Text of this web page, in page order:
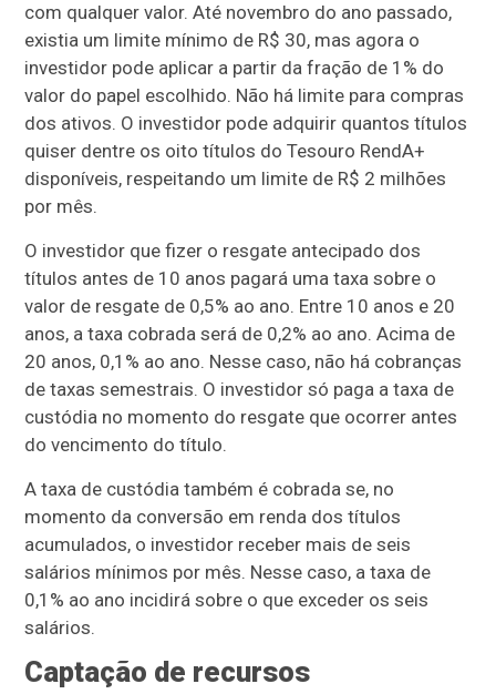
com qualquer valor. Até novembro do ano passado,
existia um limite mínimo de R$ 30, mas agora o
investidor pode aplicar a partir da fração de 1% do
valor do papel escolhido. Não há limite para compras
dos ativos. O investidor pode adquirir quantos títulos
quiser dentre os oito títulos do Tesouro RendA+
disponíveis, respeitando um limite de R$ 2 milhões
por mês.
O investidor que fizer o resgate antecipado dos
títulos antes de 10 anos pagará uma taxa sobre o
valor de resgate de 0,5% ao ano. Entre 10 anos e 20
anos, a taxa cobrada será de 0,2% ao ano. Acima de
20 anos, 0,1% ao ano. Nesse caso, não há cobranças
de taxas semestrais. O investidor só paga a taxa de
custódia no momento do resgate que ocorrer antes
do vencimento do título.
A taxa de custódia também é cobrada se, no
momento da conversão em renda dos títulos
acumulados, o investidor receber mais de seis
salários mínimos por mês. Nesse caso, a taxa de
0,1% ao ano incidirá sobre o que exceder os seis
salários.
Captação de recursos